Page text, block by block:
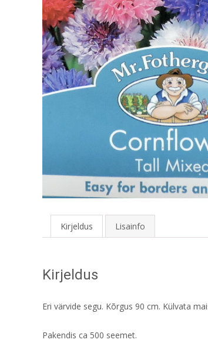
Kirjeldus Lisainfo
Kirjeldus
Eri värvide segu. Kõrgus 90 cm. Külvata
Pakendis ca 500 seemet.